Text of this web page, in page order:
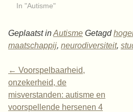
In "Autisme"
Geplaatst inAutisme Getagd
maatschappij, neurodiversiteit,
← Voorspelbaarheid,
onzekerheid, de
misverstanden: autisme en
voorspellende hersenen 4